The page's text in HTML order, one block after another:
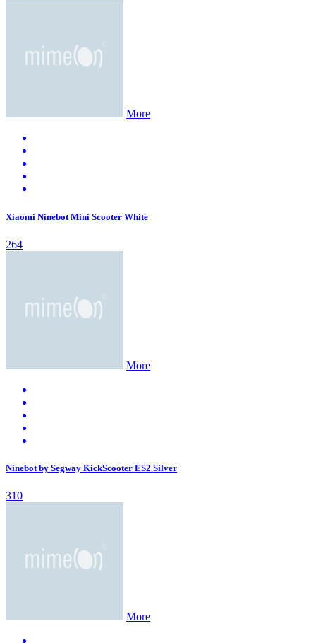
More
Xiaomi Ninebot Mini Scooter White
264
More
Ninebot by Segway KickScooter ES2 Silver
310
More